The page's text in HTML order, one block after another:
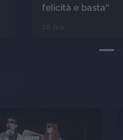
felicità e basta”